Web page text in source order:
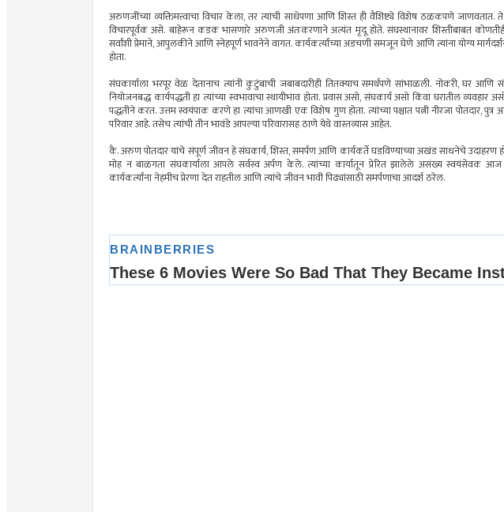
अरुणजींच्या व्यक्तिमत्त्वाचा विचार केला, तर त्यांची साधेपणा आणि शिस्त ही वैशिष्ट्ये विशेष ठळकपणे
विचारपूर्वक असे. बाहेरून कडक भासणारे अरुणजी अंतःकरणाने अत्यंत मृदू होते. संघस्थानावर शिस्तीबाबत
सर्वांशी प्रेमाने, आपुलकीने आणि स्नेहपूर्ण भावनेने वागत. कार्यकर्त्यांच्या अडचणी समजून घेणे आणि त्यांना योग्य
होता.
संघकार्याला भरपूर वेळ देतानाच त्यांनी कुटुंबाची जबाबदारीही तितक्याच समर्थपणे सांभाळली. नोकरी, घर आणि
नियोजनबद्ध कार्यपद्धती हा त्यांच्या स्वभावाचा स्थायीभाव होता. प्रवास असो, संघकार्य असो किंवा घरातील व्यवहार
पद्धतीने करत. उत्तम स्वयंपाक करणे हा त्यांचा आणखी एक विशेष गुण होता. त्यांच्या पश्चात पत्नी नीरजा पोतदार,
परिवार आहे. तसेच त्यांची तीन भावंडे आपल्या परिवारासह ठाणे येथे वास्तव्यास आहेत.
कै. अरुण पोतदार यांचे संपूर्ण जीवन हे संघकार्य, शिस्त, समर्पण आणि कार्यकर्ते घडविण्याच्या अखंड साधनेचे उदाहरण होते.
मोह न बाळगता संघकार्याला आपले सर्वस्व अर्पण केले. त्यांच्या कार्यातून प्रेरित झालेले असंख्य स्वयंसेवक आज
कार्यकर्त्यांना नेहमीच प्रेरणा देत राहतील आणि त्यांचे जीवन भावी पिढ्यांसाठी समर्पणाचा आदर्श ठरेल.